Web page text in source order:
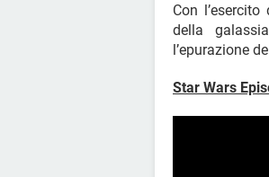
Con l’esercito
della
l’epurazione
Star Wars